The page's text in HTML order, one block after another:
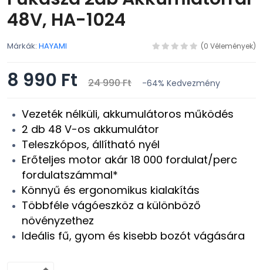
48V, HA-1024
Márkák: HAYAMI (0 Vélemények)
8 990 Ft 24 990 Ft -64% Kedvezmény
Vezeték nélküli, akkumulátoros működés
2 db 48 V-os akkumulátor
Teleszkópos, állítható nyél
Erőteljes motor akár 18 000 fordulat/perc
fordulatszámmal*
Könnyű és ergonomikus kialakítás
Többféle vágóeszköz a különböző
növényzethez
Ideális fű, gyom és kisebb bozót vágására